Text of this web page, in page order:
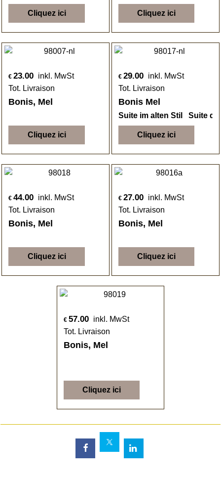
Cliquez ici Cliquez ici
€ 23.00 inkl. MwSt
Tot. Livraison
Bonis, Mel
Cliquez ici
€ 29.00 inkl. MwSt
Tot. Livraison
Bonis Mel
Suite im alten Stil Suite
Cliquez ici
€ 44.00 inkl. MwSt
Tot. Livraison
Bonis, Mel
Cliquez ici
€ 27.00 inkl. MwSt
Tot. Livraison
Bonis, Mel
Cliquez ici
€ 57.00
inkl. MwSt
Tot. Livraison
Bonis, Mel
Cliquez ici